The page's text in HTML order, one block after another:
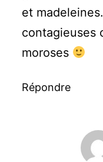
et
contagieuses
moroses
Répondre